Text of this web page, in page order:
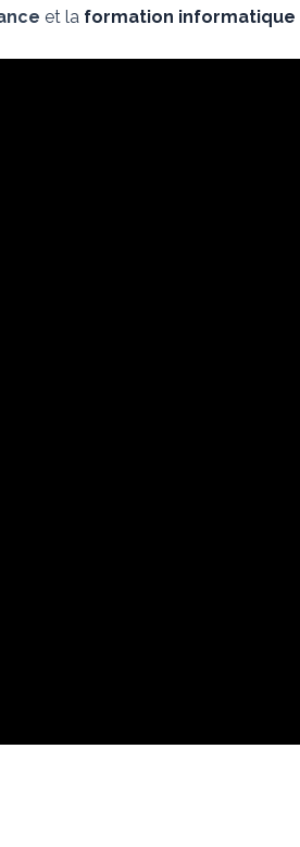
et la formation informatique